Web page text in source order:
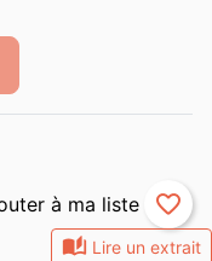
auto_stories Lire un extrait
favorite_border